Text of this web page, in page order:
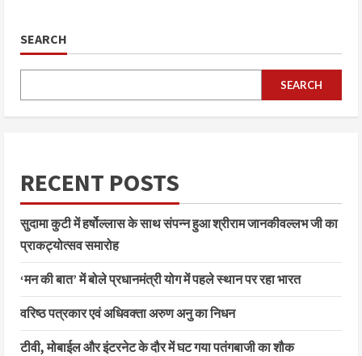
SEARCH
SEARCH
RECENT POSTS
सुदामा कुटी में हर्षोल्लास के साथ संपन्न हुआ श्रीराम जानकीवल्लभ जी का
प्राकट्योत्सव समारोह
‘मन की बात’ में बोले प्रधानमंत्री योग में पहले स्थान पर रहा भारत
वरिष्ठ पत्रकार एवं अधिवक्ता अरुण अनु का निधन
टीवी, मोबाईल और इंटरनेट के दौर में घट गया पतंगबाजी का शौक